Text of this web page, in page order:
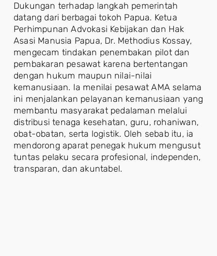
Dukungan terhadap langkah pemerintah
datang dari berbagai tokoh Papua. Ketua
Perhimpunan Advokasi Kebijakan dan Hak
Asasi Manusia Papua, Dr. Methodius Kossay,
mengecam tindakan penembakan pilot dan
pembakaran pesawat karena bertentangan
dengan hukum maupun nilai-nilai
kemanusiaan. Ia menilai pesawat AMA selama
ini menjalankan pelayanan kemanusiaan yang
membantu masyarakat pedalaman melalui
distribusi tenaga kesehatan, guru, rohaniwan,
obat-obatan, serta logistik. Oleh sebab itu, ia
mendorong aparat penegak hukum mengusut
tuntas pelaku secara profesional, independen,
transparan, dan akuntabel.